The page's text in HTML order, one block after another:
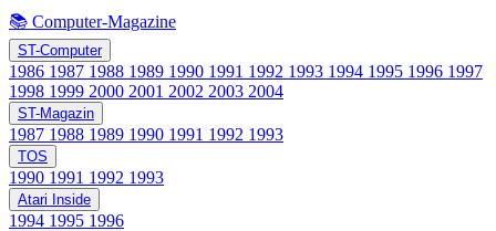
📚 Computer-Magazine
ST-Computer
1986 1987 1988 1989 1990 1991 1992 1993 1994 1995 1996 1997
1998 1999 2000 2001 2002 2003 2004
ST-Magazin
1987 1988 1989 1990 1991 1992 1993
TOS
1990 1991 1992 1993
Atari Inside
1994 1995 1996